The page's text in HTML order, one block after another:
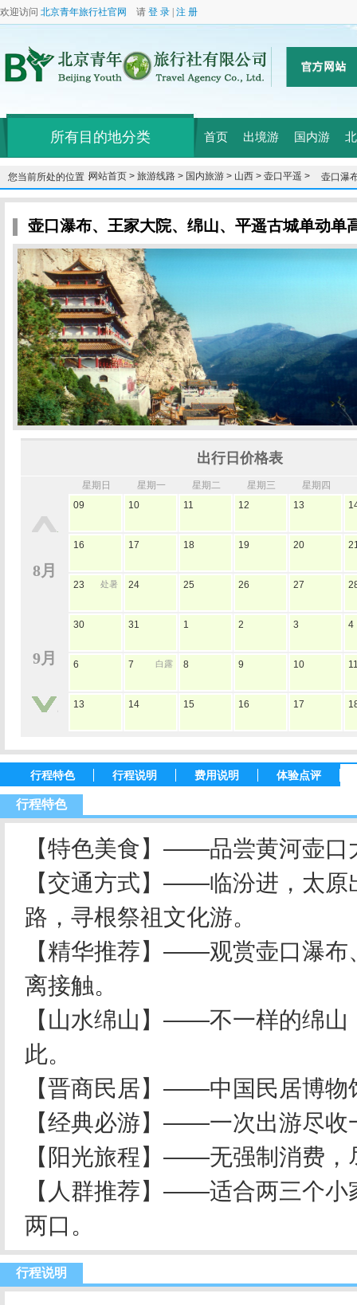
欢迎访问 北京青年旅行社官网 请 登 录 注 册
所有目的地分类 首页 出境游 国内游
您当前所处的位置：网站首页 > 旅游线路 > 国内旅游 > 山西 > 壶口平遥 >
壶口瀑
17
壶口瀑布、王家大院、绵山、平遥古城单动单
出行日价格表
8月
9月
星期日 星期一 星期二 星期三 星期四
09
10 11 12 13
16 17 18 19 20
23 处暑 24 25 26 27
30 31 1 2 3 4
6 7 白露 8 9 10
13 14 15 16 17
行程特色 行程说明 费用说明 体验点评
行程特色
【特色美食】——品尝黄河壶口
【交通方式】——临汾进，太原
路，寻根祭祖文化游。
【精华推荐】——观赏壶口瀑布
离接触。
【山水绵山】——不一样的绵山
此。
【晋商民居】——中国民居博物
【经典必游】——一次出游尽收
【阳光旅程】——无强制消费，
【人群推荐】——适合两三个小
两口。
行程说明